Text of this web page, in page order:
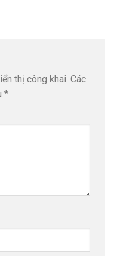
thị công khai. Các
*